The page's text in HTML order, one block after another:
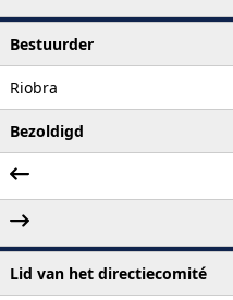
Bestuurder
Riobra
Bezoldigd
Lid van het directiecomité